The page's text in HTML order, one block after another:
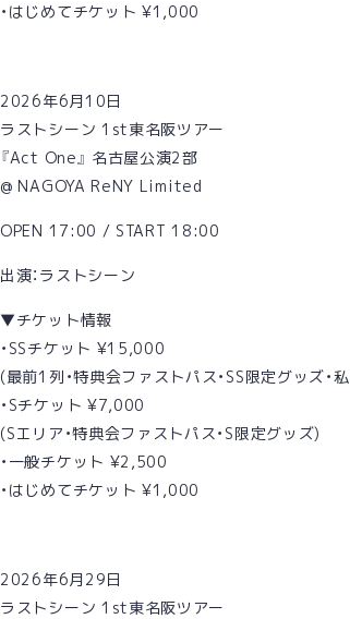
・はじめてチケット ¥1,000
2026年6月10日
ラストシーン 1st東名阪ツアー
『Act One』 名古屋公演2部
@ NAGOYA ReNY Limited
OPEN 17:00 / START 18:00
出演：ラストシーン
▼チケット情報
・SSチケット ¥15,000
(最前1列・特典会ファストパス・SS限定グッズ・
・Sチケット ¥7,000
(Sエリア・特典会ファストパス・S限定グッズ)
・一般チケット ¥2,500
・はじめてチケット ¥1,000
2026年6月29日
ラストシーン 1st東名阪ツアー